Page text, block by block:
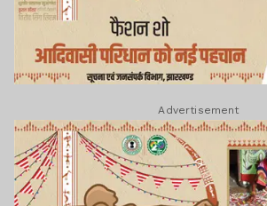
Advertisement